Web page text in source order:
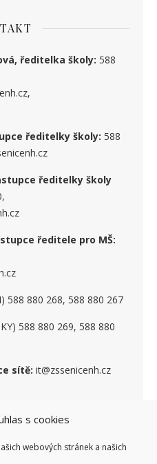
s cookies
webových stránek a našich
ředitelka školy: 588
ředitelky školy: 588
ředitelky školy
ředitele pro MŠ:
588 880 268, 588 880 267
588 880 269, 588 880
sítě: it@zssenicenh.cz
SÍTĚ